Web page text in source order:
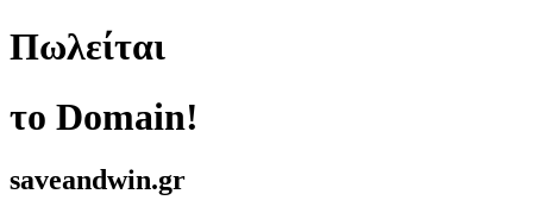
Πωλείται
το Domain!
saveandwin.gr